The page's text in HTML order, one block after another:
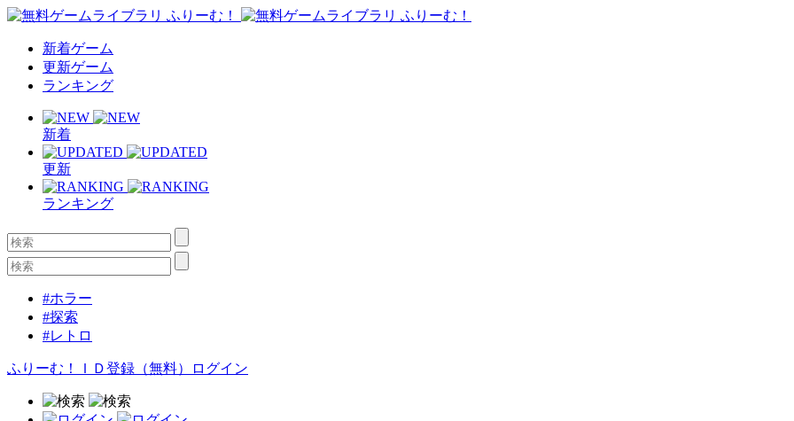
新着ゲーム
更新ゲーム
ランキング
新着
更新
ランキング
#ホラー
#探索
#レトロ
ふりーむ！ＩＤ登録（無料） ログイン